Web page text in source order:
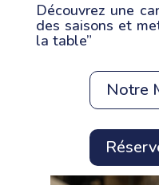
Découvrez une
des saisons et
la table”
Notre